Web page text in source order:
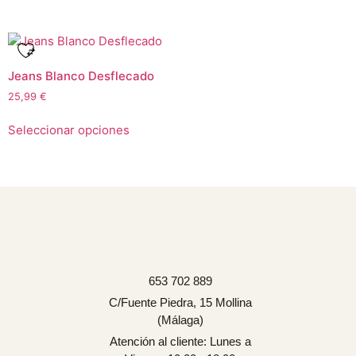
Jeans Blanco Desflecado
25,99 €
Seleccionar opciones
653 702 889
C/Fuente Piedra, 15 Mollina
(Málaga)
Atención al cliente: Lunes a